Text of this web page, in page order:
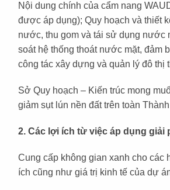
Nội dung chính của cẩm nang
được áp dụng); Quy hoạch và thiết
nước, thu gom và tái sử dụng nước
soát hệ thống thoát nước mặt, đảm
công tác xây dựng và quản lý đô thị
Sở Quy hoạch – Kiến trúc mong
giảm sụt lún nền đất trên toàn
2. Các lợi ích từ việc áp dụng giải
Cung cấp không gian xanh cho các
ích cũng như giá trị kinh tế của dự